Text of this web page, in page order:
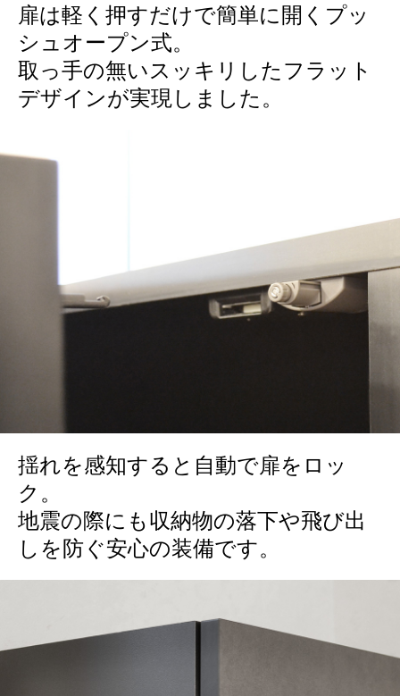
扉は軽く押すだけで簡単に開くプッ
シュオープン式。
取っ手の無いスッキリしたフラット
デザインが実現しました。
揺れを感知すると自動で扉をロッ
ク。
地震の際にも収納物の落下や飛び出
しを防ぐ安心の装備です。